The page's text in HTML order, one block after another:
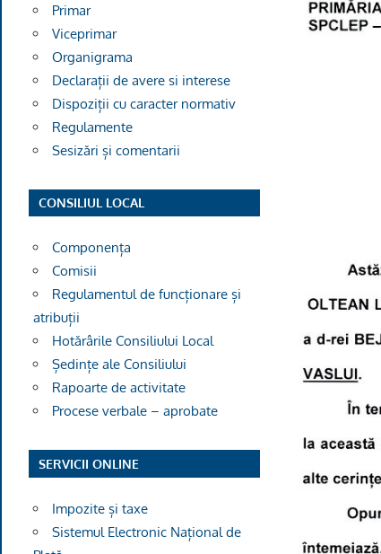
Primar
Viceprimar
Organigrama
Declarații de avere si interese
Dispoziții cu caracter normativ
Regulamente
Sesizări și comentarii
CONSILIUL LOCAL
Componența
Comisii
Regulamentul de funcționare și
atribuții
Hotărârile Consiliului Local
Ședințe ale Consiliului
Rapoarte de activitate
Procese verbale – aprobate
SERVICII ONLINE
Impozite și taxe
Sistemul Electronic Național de